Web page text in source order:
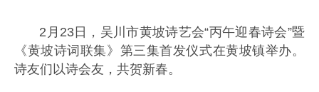
2月23日，吴川市黄坡诗艺会“丙午迎春诗会”暨
《黄坡诗词联集》第三集首发仪式在黄坡镇举办。
诗友们以诗会友，共贺新春。